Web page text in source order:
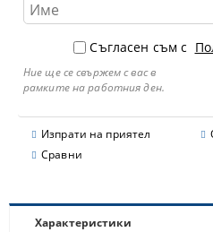
Съгласен съм с
Ние ще се свържем с вас в
рамките на работния ден.
Изпрати на приятел
Сравни
Характеристики